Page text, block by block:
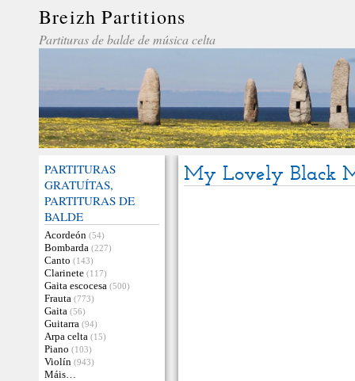
Breizh Partitions
Partituras de balde de música celta
PARTITURAS
GRATUÍTAS,
PARTITURAS DE
BALDE
Acordeón (54)
Bombarda (227)
Canto (143)
Clarinete (117)
Gaita escocesa (500)
Frauta (773)
Gaita (56)
Guitarra (94)
Arpa celta (15)
Piano (103)
Violín (943)
Máis…
My Lovely Black